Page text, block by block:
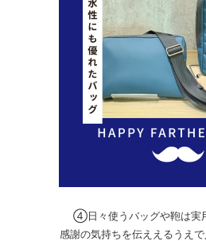
④日々使うバッグや鞄は実
感謝の気持ちを伝ええるうえで